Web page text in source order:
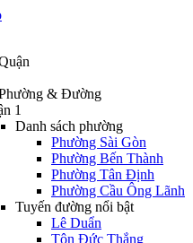
& Đường
1
Danh sách phường
Phường Sài Gòn
Phường Bến Thành
Phường Tân Định
Phường Cầu Ông Lãnh
Tuyến đường nổi bật
Lê Duẩn
Tôn Đức Thắng